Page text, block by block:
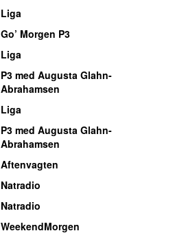
Liga
Go’ Morgen P3
Liga
P3 med Augusta Glahn-
Abrahamsen
Liga
P3 med Augusta Glahn-
Abrahamsen
Aftenvagten
Natradio
Natradio
WeekendMorgen